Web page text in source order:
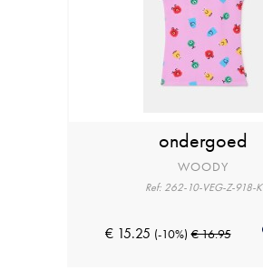
ondergoed
WOODY
Ref: 262-10-VEG-Z-918-K
€ 15.25 (-10%) € 16.95